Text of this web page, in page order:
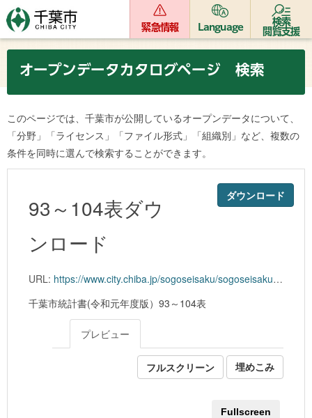
緊急情報 Language
検索
閲覧支援
オープンデータカタログページ 検索
このページでは、千葉市が公開しているオープンデータについて、
「分野」「ライセンス」「ファイル形式」「組織別」など、複数の
条件を同時に選んで検索することができます。
ダウンロード
93～104表ダウ
ンロード
URL: https://www.city.chiba.jp/sogoseisaku/sogoseisaku/kikaku/tokei/documents/01toukei07.xlsx
千葉市統計書(令和元年度版）93～104表
プレビュー
フルスクリーン 埋めこみ
Fullscreen